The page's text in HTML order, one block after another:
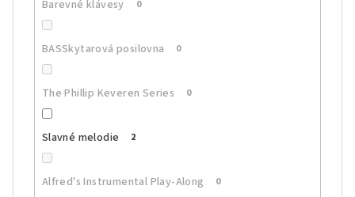
Barevné klávesy 0
BASSkytarová posilovna 0
The Phillip Keveren Series 0
Slavné melodie 2
Alfred's Instrumental Play-Along 0